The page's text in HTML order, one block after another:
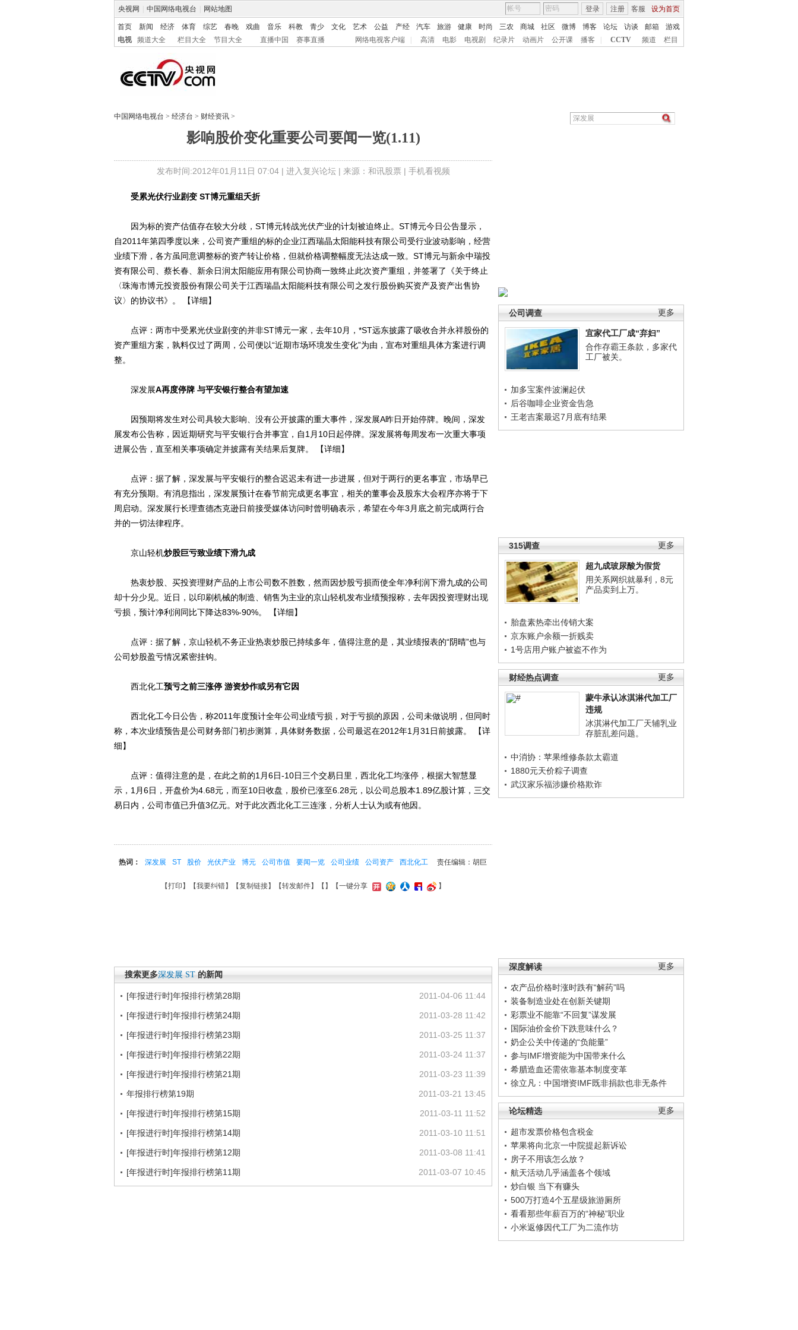
央视网 中国网络电视台 网站地图 客服 设为首页
登录 注册
首页 新闻 经济 体育 综艺 春晚 戏曲 音乐 科教 青少 文化 艺术 公益 产经 汽车 旅游 健康 时尚 三农 商城 社区 微博 博客 论坛 访谈 邮箱
游戏
电视
频道大全 栏目大全 节目大全 直播中国 赛事直播 网络电视客户端 高清 电影 电视剧 纪录片 动画片 公开课 播客 CCTV 频道 栏目
中国网络电视台 > 经济台 > 财经资讯 >
影响股价变化重要公司要闻一览(1.11)
发布时间:2012年01月11日 07:04 | 进入复兴论坛| 来源：和讯股票 | 手机看视频
更多
公司调查
宜家代工厂成“弃妇”
合作存霸王条款，多家代
工厂被关。
加多宝案件波澜起伏
后谷咖啡企业资金告急
王老吉案最迟7月底有结果
更多
315调查
超九成玻尿酸为假货
用关系网织就暴利，8元
产品卖到上万。
胎盘素热牵出传销大案
京东账户余额一折贱卖
1号店用户账户被盗不作为
更多
财经热点调查
蒙牛承认冰淇淋代加工厂
违规
冰淇淋代加工厂天辅乳业
存脏乱差问题。
中消协：苹果维修条款太霸道
1880元天价粽子调查
武汉家乐福涉嫌价格欺诈
更多
深度解读
农产品价格时涨时跌有“解药”吗
装备制造业处在创新关键期
彩票业不能靠“不回复”谋发展
国际油价金价下跌意味什么？
奶企公关中传递的“负能量”
参与IMF增资能为中国带来什么
希腊造血还需依靠基本制度变革
徐立凡：中国增资IMF既非捐款也非无条件
更多
论坛精选
超市发票价格包含税金
苹果将向北京一中院提起新诉讼
房子不用该怎么放？
航天活动几乎涵盖各个领域
炒白银 当下有赚头
500万打造4个五星级旅游厕所
看看那些年薪百万的“神秘”职业
小米返修因代工厂为二流作坊
受累光伏行业剧变 ST博元重组夭折
因为标的资产估值存在较大分歧，ST博元转战光伏产业的计划被迫终止。ST博元今日公告显示，
自2011年第四季度以来，公司资产重组的标的企业江西瑞晶太阳能科技有限公司受行业波动影响，经营
业绩下滑，各方虽同意调整标的资产转让价格，但就价格调整幅度无法达成一致。ST博元与新余中瑞投
资有限公司、蔡长春、新余日润太阳能应用有限公司协商一致终止此次资产重组，并签署了《关于终止
〈珠海市博元投资股份有限公司关于江西瑞晶太阳能科技有限公司之发行股份购买资产及资产出售协
议〉的协议书》。 【详细】
点评：两市中受累光伏业剧变的并非ST博元一家，去年10月，*ST远东披露了吸收合并永祥股份的
资产重组方案，孰料仅过了两周，公司便以“近期市场环境发生变化”为由，宣布对重组具体方案进行调
整。
深发展A再度停牌 与平安银行整合有望加速
因预期将发生对公司具较大影响、没有公开披露的重大事件，深发展A昨日开始停牌。晚间，深发
展发布公告称，因近期研究与平安银行合并事宜，自1月10日起停牌。深发展将每周发布一次重大事项
进展公告，直至相关事项确定并披露有关结果后复牌。 【详细】
点评：据了解，深发展与平安银行的整合迟迟未有进一步进展，但对于两行的更名事宜，市场早已
有充分预期。有消息指出，深发展预计在春节前完成更名事宜，相关的董事会及股东大会程序亦将于下
周启动。深发展行长理查德杰克逊日前接受媒体访问时曾明确表示，希望在今年3月底之前完成两行合
并的一切法律程序。
京山轻机炒股巨亏致业绩下滑九成
热衷炒股、买投资理财产品的上市公司数不胜数，然而因炒股亏损而使全年净利润下滑九成的公司
却十分少见。近日，以印刷机械的制造、销售为主业的京山轻机发布业绩预报称，去年因投资理财出现
亏损，预计净利润同比下降达83%-90%。 【详细】
点评：据了解，京山轻机不务正业热衷炒股已持续多年，值得注意的是，其业绩报表的“阴晴”也与
公司炒股盈亏情况紧密挂钩。
西北化工预亏之前三涨停 游资炒作或另有它因
西北化工今日公告，称2011年度预计全年公司业绩亏损，对于亏损的原因，公司未做说明，但同时
称，本次业绩预告是公司财务部门初步测算，具体财务数据，公司最迟在2012年1月31日前披露。 【详
细】
点评：值得注意的是，在此之前的1月6日-10日三个交易日里，西北化工均涨停，根据大智慧显
示，1月6日，开盘价为4.68元，而至10日收盘，股价已涨至6.28元，以公司总股本1.89亿股计算，三交
易日内，公司市值已升值3亿元。对于此次西北化工三连涨，分析人士认为或有他因。
责任编辑：胡巨
热词： 深发展 ST 股价 光伏产业 博元 公司市值 要闻一览 公司业绩 公司资产 西北化工
【打印 】【我要纠错】【复制链接】【转发邮件】【 】 【一键分享 】
搜索更多深发展 ST 的新闻
2011-04-06 11:44
[年报进行时]年报排行榜第28期
2011-03-28 11:42
[年报进行时]年报排行榜第24期
2011-03-25 11:37
[年报进行时]年报排行榜第23期
2011-03-24 11:37
[年报进行时]年报排行榜第22期
2011-03-23 11:39
[年报进行时]年报排行榜第21期
2011-03-21 13:45
年报排行榜第19期
2011-03-11 11:52
[年报进行时]年报排行榜第15期
2011-03-10 11:51
[年报进行时]年报排行榜第14期
2011-03-08 11:41
[年报进行时]年报排行榜第12期
2011-03-07 10:45
[年报进行时]年报排行榜第11期